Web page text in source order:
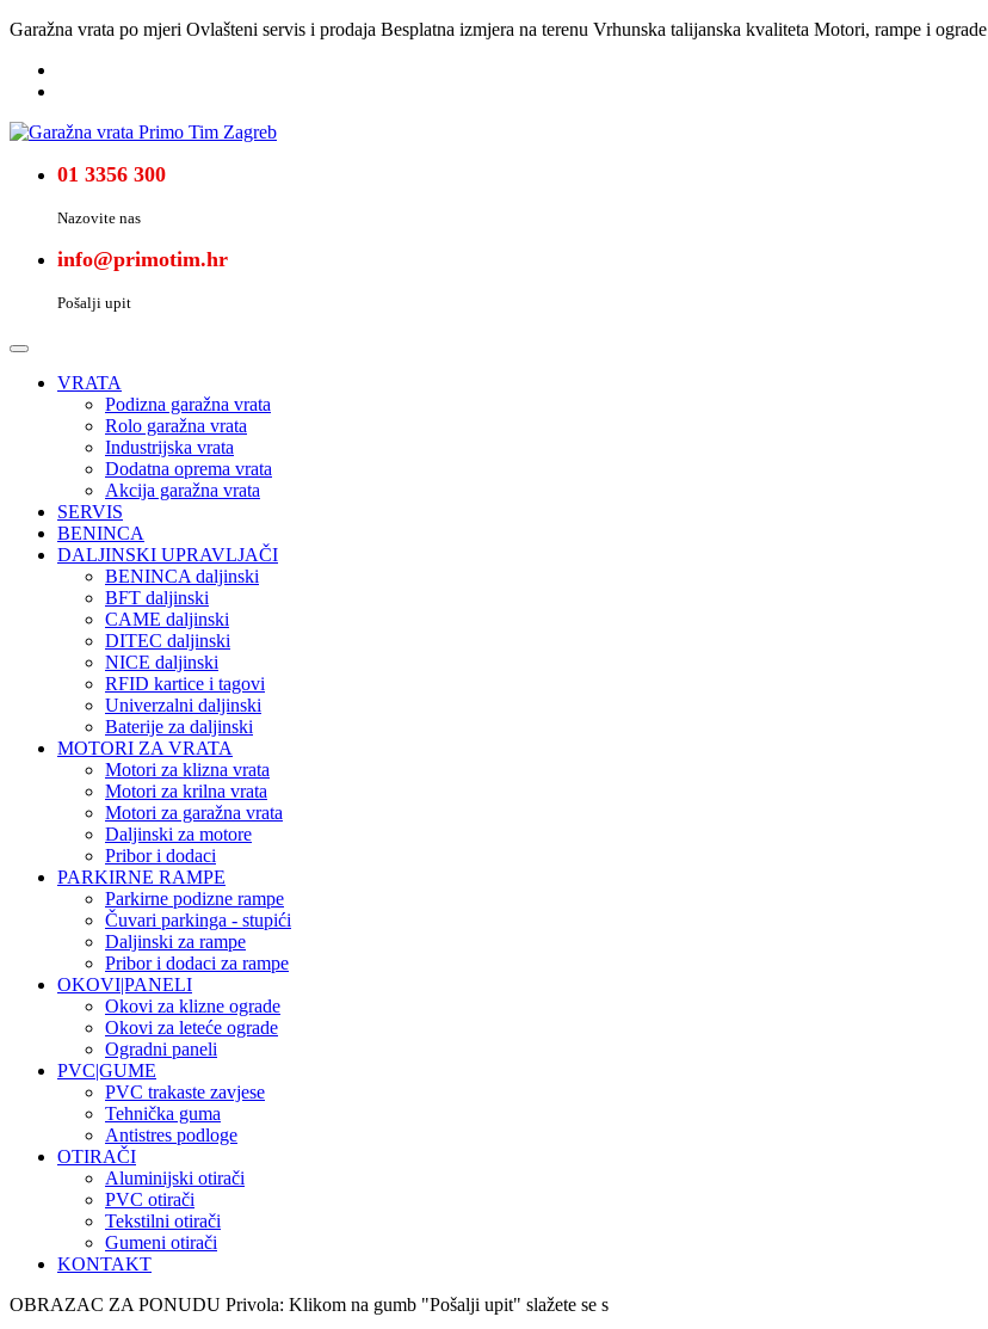
Garažna vrata po mjeri Ovlašteni servis i prodaja Besplatna izmjera na terenu Vrhunska talijanska kvaliteta Motori, rampe i ograde
01 3356 300
Nazovite nas
info@primotim.hr
Pošalji upit
VRATA
Podizna garažna vrata
Rolo garažna vrata
Industrijska vrata
Dodatna oprema vrata
Akcija garažna vrata
SERVIS
BENINCA
DALJINSKI UPRAVLJAČI
BENINCA daljinski
BFT daljinski
CAME daljinski
DITEC daljinski
NICE daljinski
RFID kartice i tagovi
Univerzalni daljinski
Baterije za daljinski
MOTORI ZA VRATA
Motori za klizna vrata
Motori za krilna vrata
Motori za garažna vrata
Daljinski za motore
Pribor i dodaci
PARKIRNE RAMPE
Parkirne podizne rampe
Čuvari parkinga - stupići
Daljinski za rampe
Pribor i dodaci za rampe
OKOVI|PANELI
Okovi za klizne ograde
Okovi za leteće ograde
Ogradni paneli
PVC|GUME
PVC trakaste zavjese
Tehnička guma
Antistres podloge
OTIRAČI
Aluminijski otirači
PVC otirači
Tekstilni otirači
Gumeni otirači
KONTAKT
OBRAZAC ZA PONUDU Privola: Klikom na gumb "Pošalji upit" slažete se s